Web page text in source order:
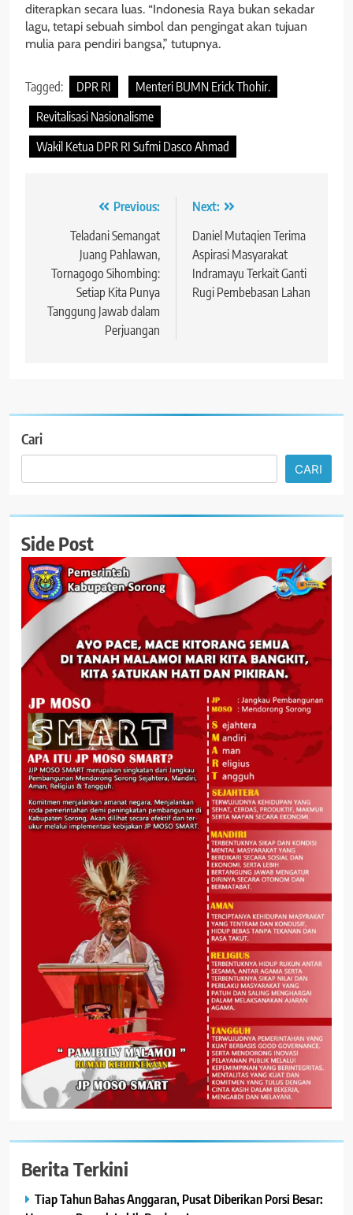
diterapkan secara luas. “Indonesia Raya bukan sekadar
lagu, tetapi sebuah simbol dan pengingat akan tujuan
mulia para pendiri bangsa,” tutupnya.
Tagged: DPR RI
Menteri BUMN Erick Thohir.
Revitalisasi Nasionalisme
Wakil Ketua DPR RI Sufmi Dasco Ahmad
Navigasi Previous:
Teladani Semangat
Juang Pahlawan,
Tornagogo Sihombing:
Setiap Kita Punya
Tanggung Jawab dalam
Perjuangan
Next:
Daniel Mutaqien Terima
Aspirasi Masyarakat
Indramayu Terkait Ganti
Rugi Pembebasan Lahan
Cari
CARI
Side Post
Berita Terkini
Tiap Tahun Bahas Anggaran, Pusat Diberikan Porsi Besar: